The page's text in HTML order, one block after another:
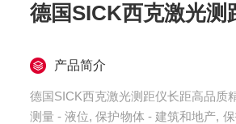
德国SICK西克激光测
产品简介
德国SICK西克激光测距仪长距高品质
测量 - 液位, 保护物体 - 建筑和地产,